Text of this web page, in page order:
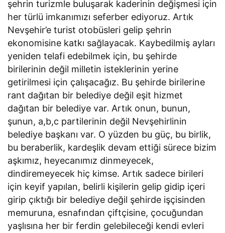
şehrin turizmle buluşarak kaderinin değişmesi için
her türlü imkanımızı seferber ediyoruz. Artık
Nevşehir’e turist otobüsleri gelip şehrin
ekonomisine katkı sağlayacak. Kaybedilmiş ayları
yeniden telafi edebilmek için, bu şehirde
birilerinin değil milletin isteklerinin yerine
getirilmesi için çalışacağız. Bu şehirde birilerine
rant dağıtan bir belediye değil eşit hizmet
dağıtan bir belediye var. Artık onun, bunun,
şunun, a,b,c partilerinin değil Nevşehirlinin
belediye başkanı var. O yüzden bu güç, bu birlik,
bu beraberlik, kardeşlik devam ettiği sürece bizim
aşkımız, heyecanımız dinmeyecek,
dindiremeyecek hiç kimse. Artık sadece birileri
için keyif yapılan, belirli kişilerin gelip gidip içeri
girip çıktığı bir belediye değil şehirde işçisinden
memuruna, esnafından çiftçisine, çocuğundan
yaşlısına her bir ferdin gelebileceği kendi evleri